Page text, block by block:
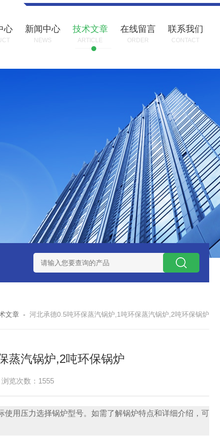
心 新闻中心
NEWS
技术文章
ARTICLE
在线留言
ORDER
联系我们
CONTACT
集液化装置 3万吨-100万吨撬装式煤层气脱酸气设备
文章 - 河北承德0.5吨环保蒸汽锅炉,1吨环保蒸汽锅炉,2吨环保锅炉
蒸汽锅炉,2吨环保锅炉
浏览次数：1555
用压力选择锅炉型号。如需了解锅炉特点和详细介绍，可